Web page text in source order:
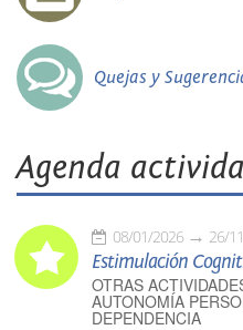
Quejas y
Agenda
08/01/2026 26/
Estimulación
OTRAS
AUTONOMÍA
DEPENDENCIA